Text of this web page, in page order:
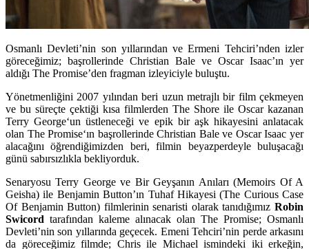
Osmanlı Devleti’nin son yıllarından ve Ermeni Tehciri’nden izler
göreceğimiz; başrollerinde Christian Bale ve Oscar Isaac’ın yer
aldığı The Promise’den fragman izleyiciyle buluştu.
Yönetmenliğini 2007 yılından beri uzun metrajlı bir film çekmeyen
ve bu süreçte çektiği kısa filmlerden The Shore ile Oscarkazanan
Terry George‘un üstleneceği ve epik bir aşk hikayesini anlatacak
olan The Promise‘ın başrollerindeChristian Baleve Oscar Isaac yer
alacağını öğrendiğimizden beri, filmin beyazperdeyle buluşacağı
günü sabırsızlıkla bekliyorduk.
Senaryosu Terry George ve Bir Geyşanın Anıları (Memoirs Of A
Geisha) ile Benjamin Button’ın Tuhaf Hikayesi (The Curious Case
Of Benjamin Button) filmlerinin senaristi olarak tanıdığımız Robin
Swicord tarafından kaleme alınacak olan The Promise; Osmanlı
Devleti’nin son yıllarında geçecek. Emeni Tehciri’nin perde arkasını
da göreceğimiz filmde; Chrisile Michael ismindeki iki erkeğin,